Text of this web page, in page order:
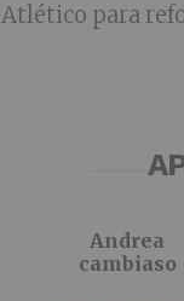
Atlético para
Andrea
cambiaso